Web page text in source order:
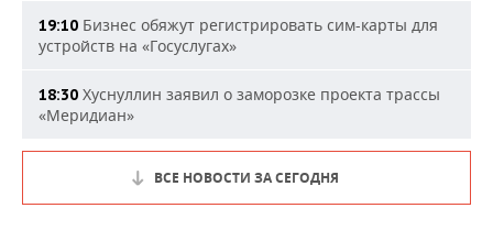
19:10 Бизнес обяжут регистрировать сим-карты для
устройств на «Госуслугах»
18:30 Хуснуллин заявил о заморозке проекта трассы
«Меридиан»
ВСЕ НОВОСТИ ЗА СЕГОДНЯ